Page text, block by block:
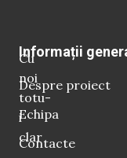
Cu
noi
totu-
i
clar
Informații
Despre proiect
Echipa
Contacte